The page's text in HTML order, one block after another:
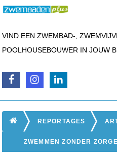
VIND EEN ZWEMBAD-,
POOLHOUSEBOUWER IN JOUW
REPORTAGES
ZWEMMEN ZONDER